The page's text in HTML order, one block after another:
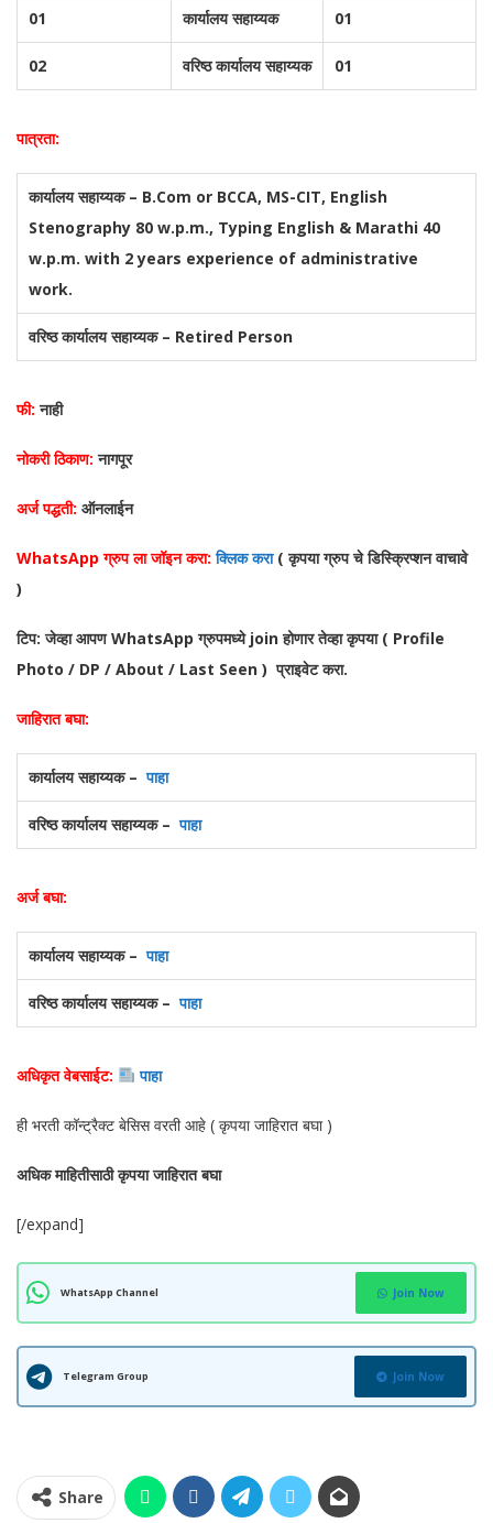
01 कार्यालय सहाय्यक 01
02 वरिष्ठ कार्यालय सहाय्यक 01
पात्रता:
कार्यालय सहाय्यक – B.Com or BCCA, MS-CIT, English
Stenography 80 w.p.m., Typing English & Marathi 40
w.p.m. with 2 years experience of administrative
work.
वरिष्ठ कार्यालय सहाय्यक – Retired Person
फी: नाही
नोकरी ठिकाण: नागपूर
अर्ज पद्धती: ऑनलाईन
WhatsApp ग्रुप ला जॉइन करा: क्लिक करा ( कृपया ग्रुप चे डिस्क्रिप्शन वाचावे
)
टिप: जेव्हा आपण WhatsApp ग्रुपमध्ये join होणार तेव्हा कृपया ( Profile
Photo / DP / About / Last Seen ) प्राइवेट करा.
जाहिरात बघा:
कार्यालय सहाय्यक –पाहा
वरिष्ठ कार्यालय सहाय्यक –पाहा
अर्ज बघा:
कार्यालय सहाय्यक –पाहा
वरिष्ठ कार्यालय सहाय्यक –पाहा
अधिकृत वेबसाईट: पाहा
ही भरती कॉन्ट्रैक्ट बेसिस वरती आहे ( कृपया जाहिरात बघा )
अधिक माहितीसाठी कृपया जाहिरात बघा
[/expand]
WhatsApp Channel Join Now
Telegram Group Join Now
Share